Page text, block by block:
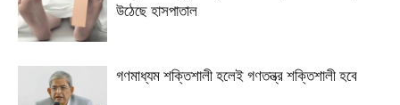
উঠেছে হাসপাতাল
গণমাধ্যম শক্তিশালী হলেই গণতন্ত্র শক্তিশালী হবে